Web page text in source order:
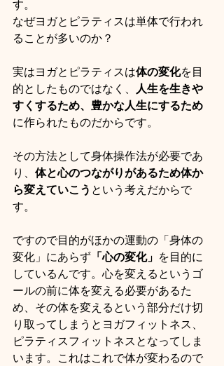
す。
なぜヨガとピラティスは単体で行われ
ることが多いのか？
実はヨガとピラティスは体の変化を目
的としたものではなく、
人生を生きや
すくするため、豊かな人生にするため
に作られたものだからです。
その方法として身体操作法が必要であ
り、 体と心のつながりがあるため体か
ら変えていこう という考えだからで
す。
ですので目的がほかの運動の「身体の
変化」にあらず 「心の変化」 を目的に
しているんです。心を変えるというゴ
ールの前に体を変える必要があるた
め、その体を変えるという部分だけ切
り取ってしまうとヨガフィットネス、
ピラティスフィットネスとなってしま
います。これはこれで体が変わるので